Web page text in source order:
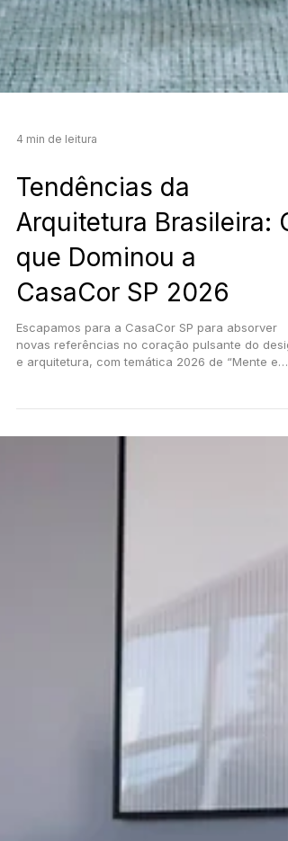
4 min de leitura
Tendências da
Arquitetura Brasileira: O
que Dominou a
CasaCor SP 2026
Escapamos para a CasaCor SP para absorver
individualmente narram histórias singulares, mas